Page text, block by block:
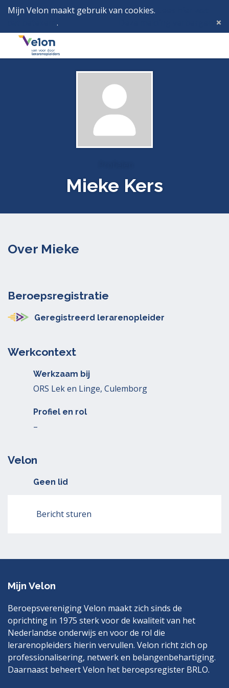
Mijn Velon maakt gebruik van cookies.
.
Menu
Mieke Kers
Over Mieke
Beroepsregistratie
Geregistreerd lerarenopleider
Werkcontext
Werkzaam bij
ORS Lek en Linge, Culemborg
Profiel en rol
–
Velon
Geen lid
Bericht sturen
Mijn Velon
Beroepsvereniging Velon maakt zich sinds de
oprichting in 1975 sterk voor de kwaliteit van het
Nederlandse onderwijs en voor de rol die
lerarenopleiders hierin vervullen. Velon richt zich op
professionalisering, netwerk en belangenbehartiging.
Daarnaast beheert Velon het beroepsregister BRLO.